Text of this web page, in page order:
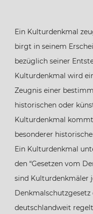
Ein Kulturdenkmal
birgt in seinem
bezüglich seiner
Kulturdenkmal wird
Zeugnis einer
historischen oder
Kulturdenkmal
besonderer
Ein Kulturdenkmal
den “Gesetzen vom
sind Kulturdenkmäler
deutschlandweit